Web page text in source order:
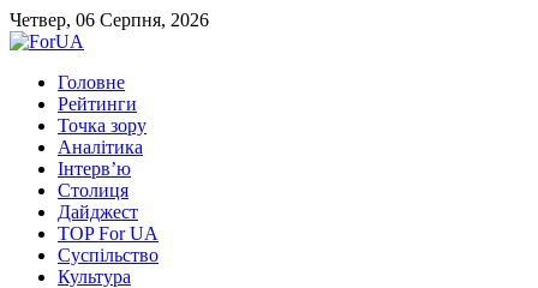
Четвер, 06 Серпня, 2026
Головне
Рейтинги
Точка зору
Аналітика
Інтерв’ю
Столиця
Дайджест
TOP For UA
Суспiльство
Культура